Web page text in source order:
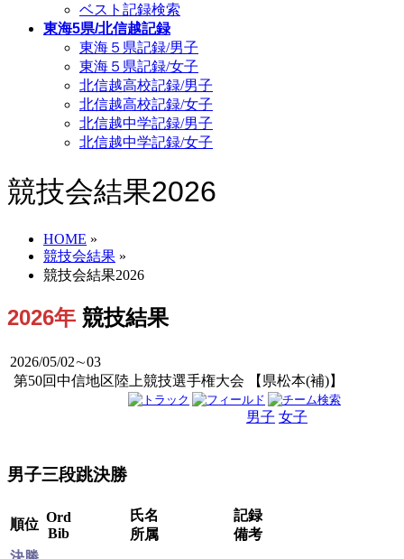
ベスト記録検索
東海5県/北信越記録
東海５県記録/男子
東海５県記録/女子
北信越高校記録/男子
北信越高校記録/女子
北信越中学記録/男子
北信越中学記録/女子
競技会結果2026
HOME »
競技会結果 »
競技会結果2026
2026年 競技結果
2026/05/02∼03
第50回中信地区陸上競技選手権大会 【県松本(補)】
男子 女子
男子三段跳決勝
順位 Ord
Bib
氏名
所属
記録
備考